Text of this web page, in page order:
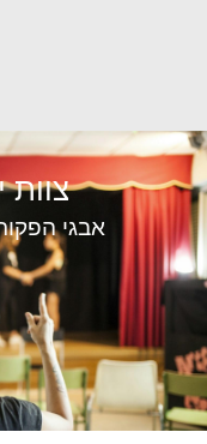
צוות
אבגי הפקות